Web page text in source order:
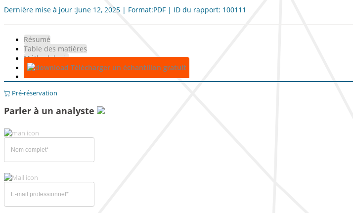
Dernière mise à jour :June 12, 2025 | Format:PDF | ID du rapport: 100111
Résumé
Table des matières
Méthodologie
Télécharger un échantillon gratuit
Pré-réservation
Parler à un analyste